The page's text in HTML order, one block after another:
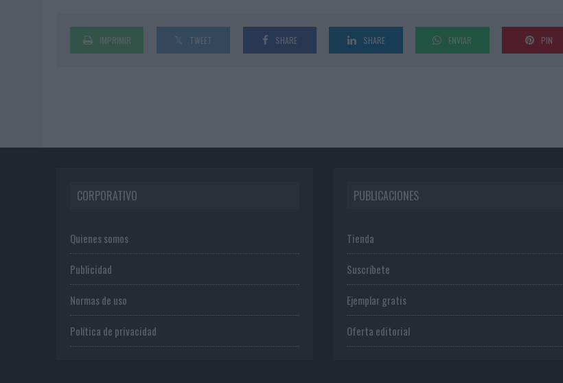
IMPRIMIR TWEET SHARE SHARE ENVIAR PIN
CORPORATIVO
Quienes somos
Publicidad
Normas de uso
Política de privacidad
PUBLICACIONES
Tienda
Suscríbete
Ejemplar gratis
Oferta editorial